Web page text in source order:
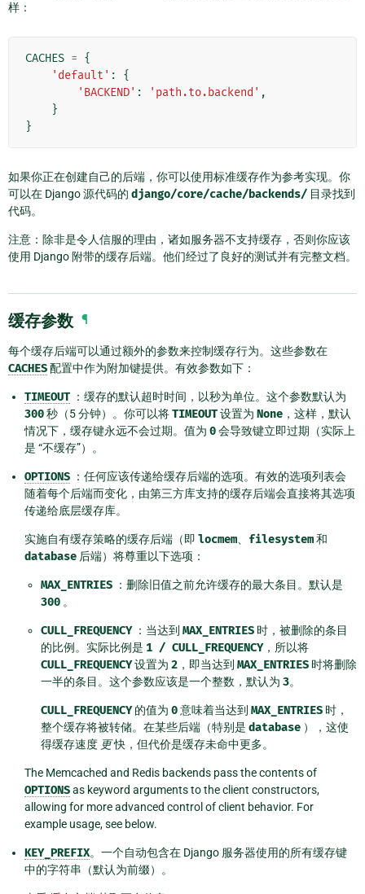
样：
CACHES = {
'default' :
{
'BACKEND' : 'path.to.backend' ,
}
}
如果你正在创建自己的后端，你可以使用标准缓存作为参考实现。你
可以在 Django 源代码的 django/core/cache/backends/ 目录找到
代码。
注意：除非是令人信服的理由，诸如服务器不支持缓存，否则你应该
使用 Django 附带的缓存后端。他们经过了良好的测试并有完整文档。
缓存参数 ¶
每个缓存后端可以通过额外的参数来控制缓存行为。这些参数在
CACHES配置中作为附加键提供。有效参数如下：
TIMEOUT ：缓存的默认超时时间，以秒为单位。这个参数默认为
300秒（5 分钟）。你可以将TIMEOUT设置为 None ，这样，默认
情况下，缓存键永远不会过期。值为 0会导致键立即过期（实际上
是 “不缓存”）。
OPTIONS ：任何应该传递给缓存后端的选项。有效的选项列表会
随着每个后端而变化，由第三方库支持的缓存后端会直接将其选项
传递给底层缓存库。
实施自有缓存策略的缓存后端（即 locmem filesystem和
database 后端）将尊重以下选项：
MAX_ENTRIES ：删除旧值之前允许缓存的最大条目。默认是
300 。
CULL_FREQUENCY：当达到 MAX_ENTRIES 时，被删除的条目
的比例。实际比例是 1 / CULL_FREQUENCY，所以将
CULL_FREQUENCY设置为 2 ，即当达到 MAX_ENTRIES 时将删除
一半的条目。这个参数应该是一个整数，默认为 3。
CULL_FREQUENCY的值为 0意味着当达到 MAX_ENTRIES 时，
整个缓存将被转储。在某些后端（特别是 database ），这使
得缓存速度 更快，但代价是缓存未命中更多。
The Memcached and Redis backends pass the contents of
OPTIONSas keyword arguments to the client constructors,
allowing for more advanced control of client behavior. For
example usage, see below.
KEY_PREFIX。一个自动包含在 Django 服务器使用的所有缓存键
中的字符串（默认为前缀）。